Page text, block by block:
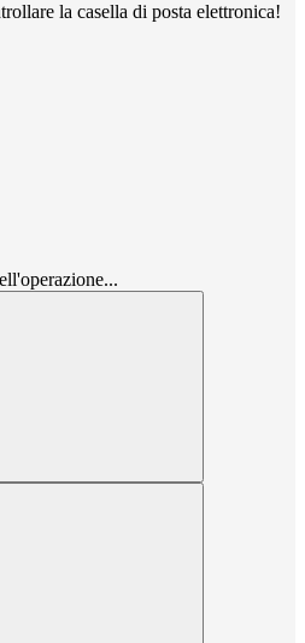
la casella di posta elettronica!